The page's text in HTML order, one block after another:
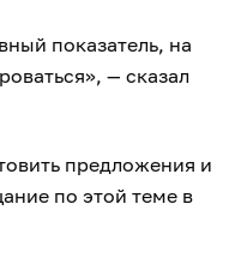
показатель, на
— сказал
предложения и
по этой теме в